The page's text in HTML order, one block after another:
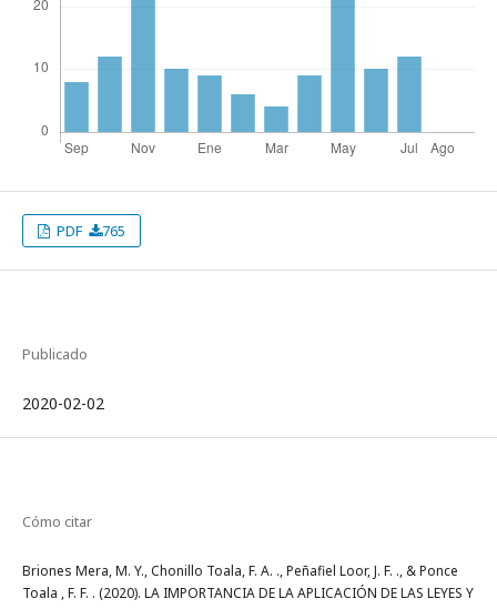
PDF 765
Publicado
2020-02-02
Cómo citar
Briones Mera, M. Y., Chonillo Toala, F. A. ., Peñafiel Loor, J. F. ., & Ponce
Toala , F. F. . (2020). LA IMPORTANCIA DE LA APLICACIÓN DE LAS LEYES Y